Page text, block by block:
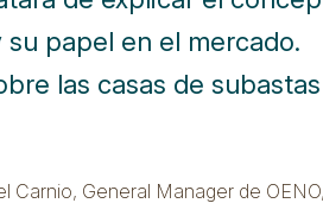
su papel en el mercado.
las casas de
Carnio, General Manager de OENO,